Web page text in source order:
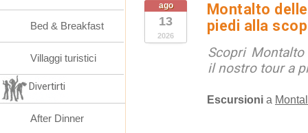
ago
13
2026
Montalto
piedi alla
Scopri
il nostro tour a
Escursioni a
Bed & Breakfast
Villaggi turistici
Divertirti
After Dinner